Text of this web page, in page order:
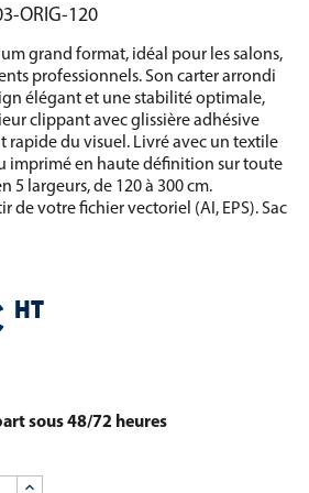
ORIG-120
grand format, idéal pour les salons,
professionnels. Son carter arrondi
élégant et une stabilité optimale,
clippant avec glissière adhésive
rapide du visuel. Livré avec un textile
imprimé en haute définition sur toute
5 largeurs, de 120 à 300 cm.
de votre fichier vectoriel (AI, EPS). Sac
HT
sous 48/72 heures